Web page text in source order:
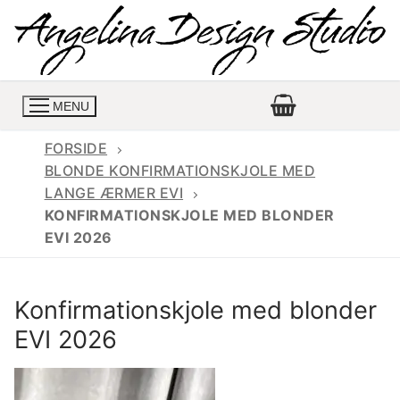
indhold
MENU
Konfirmationskjoler
Konfirmationskjoler med lange ærmer
Bukser priser
Book en tid
FORSIDE
BLONDE KONFIRMATIONSKJOLE MED
LANGE ÆRMER EVI
KONFIRMATIONSKJOLE MED BLONDER
EVI 2026
Konfirmationskjole med blonder
EVI 2026